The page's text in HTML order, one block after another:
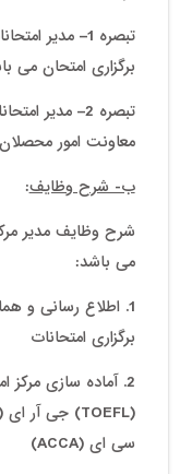
تبصره 1 – مدیر
برگزاری امتحان می
تبصره 2
– مدیر
معاونت امور
ب- شرح وظایف:
شرح وظایف مدیر
می باشد:
1. اطلاع رسانی و
برگزاری امتحانات
2. آماده سازی مرکز
سی ای (ACCA)